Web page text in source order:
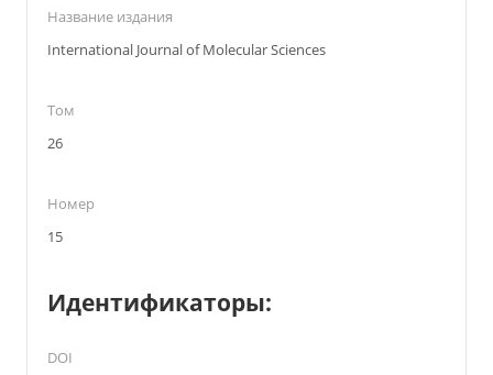
Название издания
International Journal of Molecular Sciences
Том
26
Номер
15
Идентификаторы:
DOI